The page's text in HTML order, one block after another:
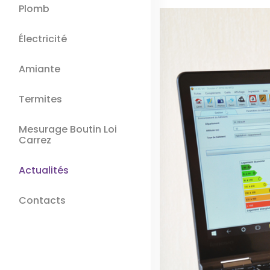
Plomb
Électricité
Amiante
Termites
Mesurage Boutin Loi
Carrez
Actualités
Contacts